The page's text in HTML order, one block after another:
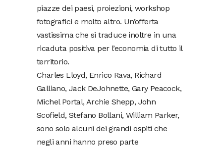
piazze dei paesi, proiezioni, workshop
fotografici e molto altro. Un’offerta
vastissima che si traduce inoltre in una
ricaduta positiva per l’economia di tutto il
territorio.
Charles Lloyd, Enrico Rava, Richard
Galliano, Jack DeJohnette, Gary Peacock,
Michel Portal, Archie Shepp, John
Scofield, Stefano Bollani, William Parker,
sono solo alcuni dei grandi ospiti che
negli anni hanno preso parte